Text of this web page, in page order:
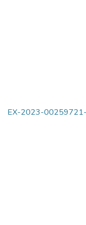
EX-2023-00259721-